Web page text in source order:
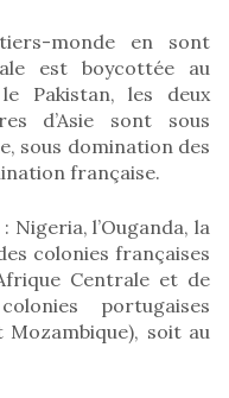
monde en sont
est boycottée au
Pakistan, les deux
d’Asie sont sous
sous domination des
française.
Nigeria, l’Ouganda, la
colonies françaises
Centrale et de
portugaises
Mozambique), soit au